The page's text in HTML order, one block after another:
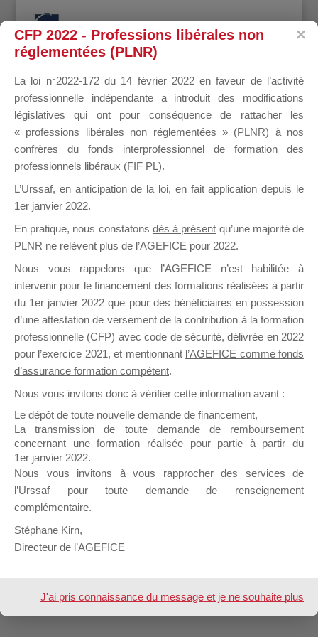
LP Courses
Design de Elegant Themes| Propulsé par
WordPress
CFP 2022 - Professions libérales non
réglementées (PLNR)
La loi n°2022-172 du 14 février 2022 en faveur de l’activité
professionnelle indépendante a introduit des modifications
législatives qui ont pour conséquence de rattacher les
« professions libérales non réglementées » (PLNR) à nos
confrères du fonds interprofessionnel de formation des
professionnels libéraux (FIF PL).
L’Urssaf, en anticipation de la loi, en fait application depuis le
1er janvier 2022.
En pratique, nous constatons dès à présent qu’une majorité de
PLNR ne relèvent plus de l’AGEFICE pour 2022.
Nous vous rappelons que l’AGEFICE n’est habilitée à
intervenir pour le financement des formations réalisées à partir
du 1er janvier 2022 que pour des bénéficiaires en possession
d’une attestation de versement de la contribution à la formation
professionnelle (CFP) avec code de sécurité, délivrée en 2022
pour l’exercice 2021, et mentionnant l’AGEFICE comme fonds
d’assurance formation compétent.
Nous vous invitons donc à vérifier cette information avant :
Le dépôt de toute nouvelle demande de financement,
La transmission de toute demande de remboursement
concernant une formation réalisée pour partie à partir du
1er janvier 2022.
Nous vous invitons à vous rapprocher des services de
l’Urssaf pour toute demande de renseignement
complémentaire.
Stéphane Kirn,
Directeur de l’AGEFICE
J'ai pris connaissance du message et je ne souhaite plus